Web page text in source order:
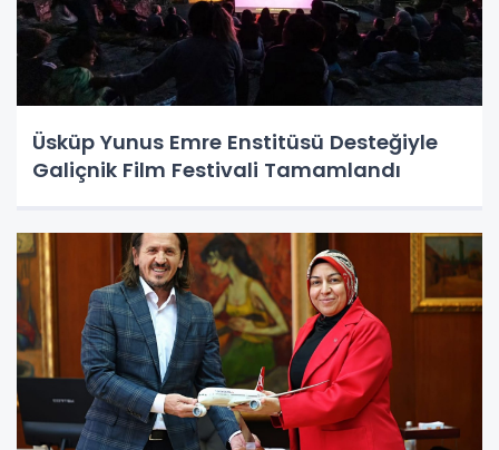
Üsküp Yunus Emre Enstitüsü Desteğiyle
Galiçnik Film Festivali Tamamlandı